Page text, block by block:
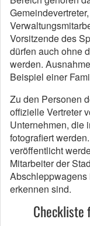
Vorsitzende des
dürfen auch ohne
werden.
Beispiel einer
Zu den Personen
offizielle Vertreter
Unternehmen, die
fotografiert
veröffentlicht
Mitarbeiter der
erkennen sind.
Checkliste